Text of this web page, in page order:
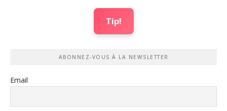
Tip!
ABONNEZ-VOUS À LA NEWSLETTER
Email